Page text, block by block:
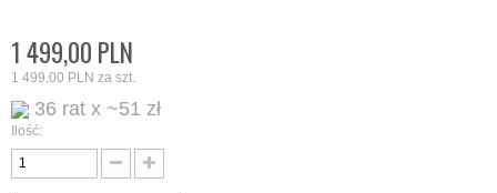
1 499,00 PLN
1 499,00 PLN za szt.
36 rat x ~51 zł
Ilość: